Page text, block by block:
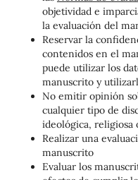
objetividad e
la evaluación del
Reservar la
contenidos en el
puede utilizar los
manuscrito y
No emitir opinión
cualquier tipo de
ideológica, religiosa
Realizar una
manuscrito
Evaluar los